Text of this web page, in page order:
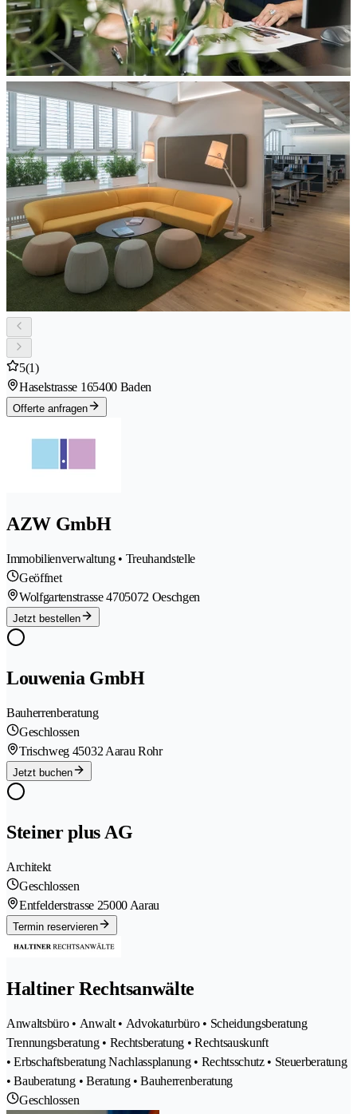
5(1)
Haselstrasse 165400 Baden
Offerte anfragen
AZW GmbH
Immobilienverwaltung • Treuhandstelle
Geöffnet
Wolfgartenstrasse 4705072 Oeschgen
Jetzt bestellen
Louwenia GmbH
Bauherrenberatung
Geschlossen
Trischweg 45032 Aarau Rohr
Jetzt buchen
Steiner plus AG
Architekt
Geschlossen
Entfelderstrasse 25000 Aarau
Termin reservieren
Haltiner Rechtsanwälte
Anwaltsbüro • Anwalt • Advokaturbüro • Scheidungsberatung
Trennungsberatung • Rechtsberatung • Rechtsauskunft
• Erbschaftsberatung Nachlassplanung • Rechtsschutz • Steuerberatung
• Bauberatung • Beratung • Bauherrenberatung
Geschlossen